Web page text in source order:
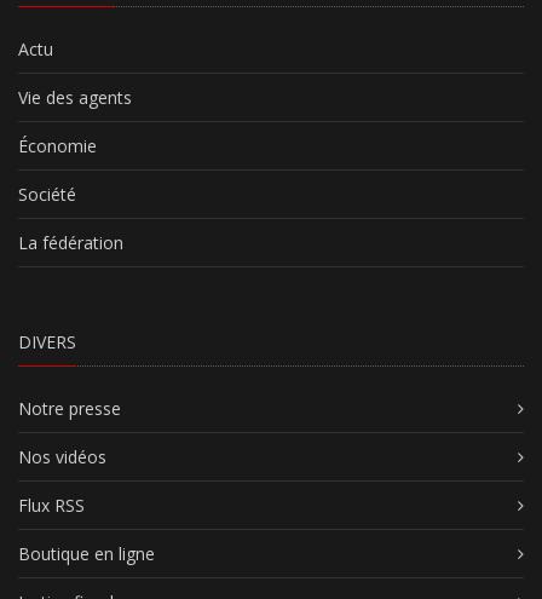
Actu
Vie des agents
Économie
Société
La fédération
DIVERS
Notre presse
Nos vidéos
Flux RSS
Boutique en ligne